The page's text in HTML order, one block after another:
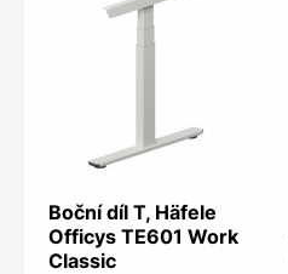
Boční díl T, Häfele
Officys TE601 Work
Classic